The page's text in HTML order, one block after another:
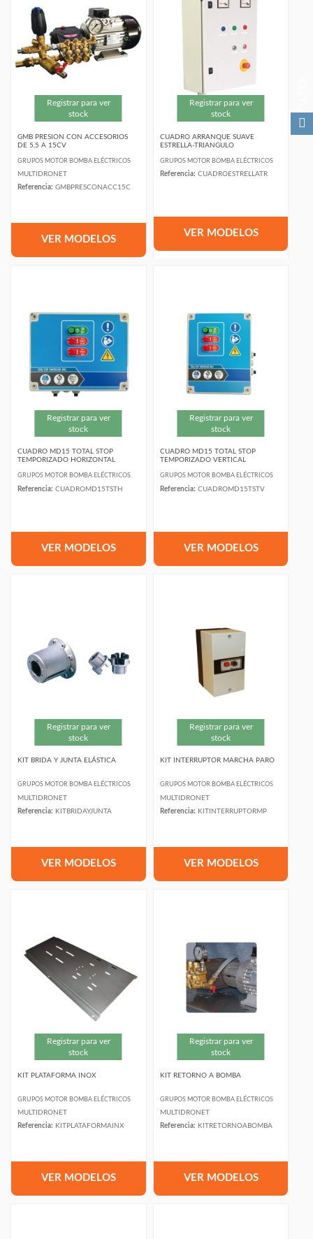
Registrar para ver
stock
GMB PRESION CON ACCESORIOS
DE 5,5 A 15CV
GRUPOS MOTOR BOMBA ELÉCTRICOS
MULTIDRONET
Referencia: GMBPRESCONACC15C
VER MODELOS
Registrar para ver
stock
CUADRO ARRANQUE SUAVE
ESTRELLA-TRIANGULO
GRUPOS MOTOR BOMBA ELÉCTRICOS
Referencia: CUADROESTRELLATR
VER MODELOS
Registrar para ver
stock
CUADRO MD15 TOTAL STOP
TEMPORIZADO HORIZONTAL
GRUPOS MOTOR BOMBA ELÉCTRICOS
Referencia: CUADROMD15TSTH
VER MODELOS
Registrar para ver
stock
CUADRO MD15 TOTAL STOP
TEMPORIZADO VERTICAL
GRUPOS MOTOR BOMBA ELÉCTRICOS
Referencia: CUADROMD15TSTV
VER MODELOS
Registrar para ver
stock
KIT BRIDA Y JUNTA ELÁSTICA
GRUPOS MOTOR BOMBA ELÉCTRICOS
MULTIDRONET
Referencia: KITBRIDAYJUNTA
VER MODELOS
Registrar para ver
stock
KIT INTERRUPTOR MARCHA PARO
GRUPOS MOTOR BOMBA ELÉCTRICOS
MULTIDRONET
Referencia: KITINTERRUPTORMP
VER MODELOS
Registrar para ver
stock
KIT PLATAFORMA INOX
GRUPOS MOTOR BOMBA ELÉCTRICOS
MULTIDRONET
Referencia: KITPLATAFORMAINX
VER MODELOS
Registrar para ver
stock
KIT RETORNO A BOMBA
GRUPOS MOTOR BOMBA ELÉCTRICOS
MULTIDRONET
Referencia: KITRETORNOABOMBA
VER MODELOS